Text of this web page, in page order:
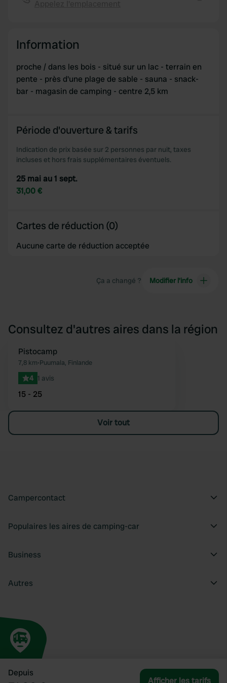
provided to them or that they’ve collected from your use
Depuis
Afficher les tarifs
Information
proche / dans les bois - situé sur un lac - terrain en
pente - près d'une plage de sable - sauna - snack-
bar - magasin de camping - centre 2,5 km
Période d'ouverture & tarifs
Indication de prix basée sur 2 personnes par nuit, taxes
incluses et hors frais supplémentaires éventuels.
25 mai au 1 sept.
31,00 €
Cartes de réduction (0)
Aucune carte de réduction acceptée
Ça a changé ? Modifier l’info
Consultez d'autres aires dans la région
Pistocamp
7,8 km•Puumala, Finlande
4 1 avis
15 - 25
Voir tout
Campercontact
Populaires les aires de camping-car
Business
Autres